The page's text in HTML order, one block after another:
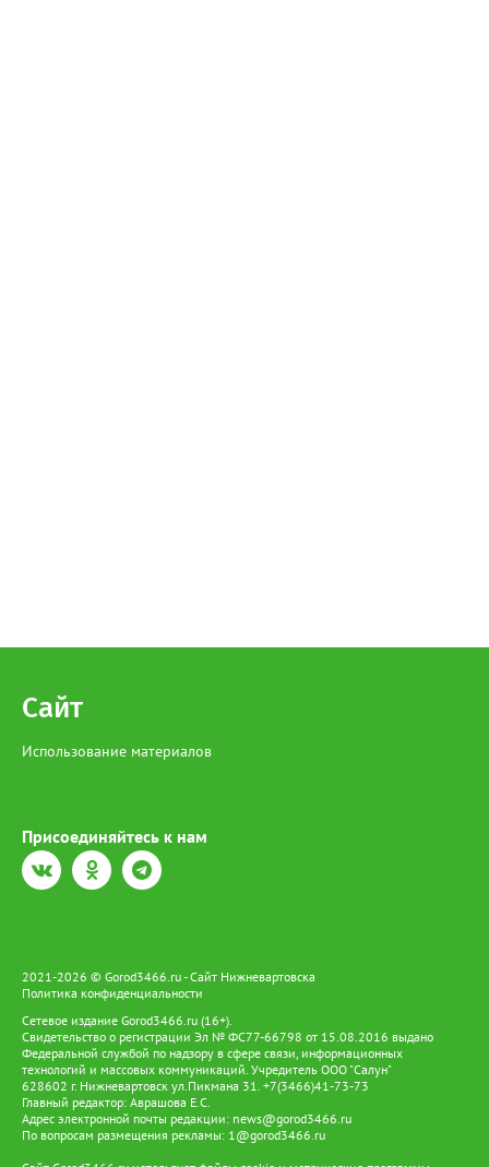
Сайт
Использование материалов
Присоединяйтесь к нам
2021-2026 © Gorod3466.ru - Сайт Нижневартовска
Политика конфиденциальности
Сетевое издание Gorod3466.ru (16+).
Свидетельство о регистрации Эл № ФС77-66798 от 15.08.2016 выдано
Федеральной службой по надзору в сфере связи, информационных
технологий и массовых коммуникаций. Учредитель ООО "Салун"
628602 г. Нижневартовск ул.Пикмана 31. +7(3466)41-73-73
Главный редактор: Аврашова Е.С.
Адрес электронной почты редакции: news@gorod3466.ru
По вопросам размещения рекламы: 1@gorod3466.ru